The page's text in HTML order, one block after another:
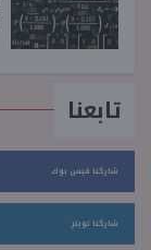
تابعنا
شاركنا فيس بوك
شاركنا تويتر